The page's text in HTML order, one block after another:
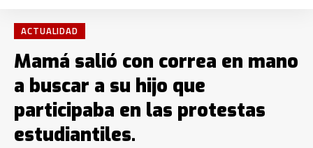
ACTUALIDAD
Mamá salió con correa en mano
a buscar a su hijo que
participaba en las protestas
estudiantiles.